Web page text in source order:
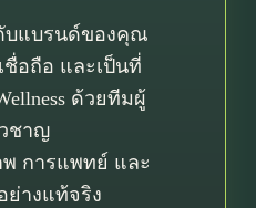
บแบรนด์ของคุณ
ชื่อถือ และเป็นที่
ด้วยทีมผู้
ชาญ
การแพทย์ และ
ย่างแท้จริง